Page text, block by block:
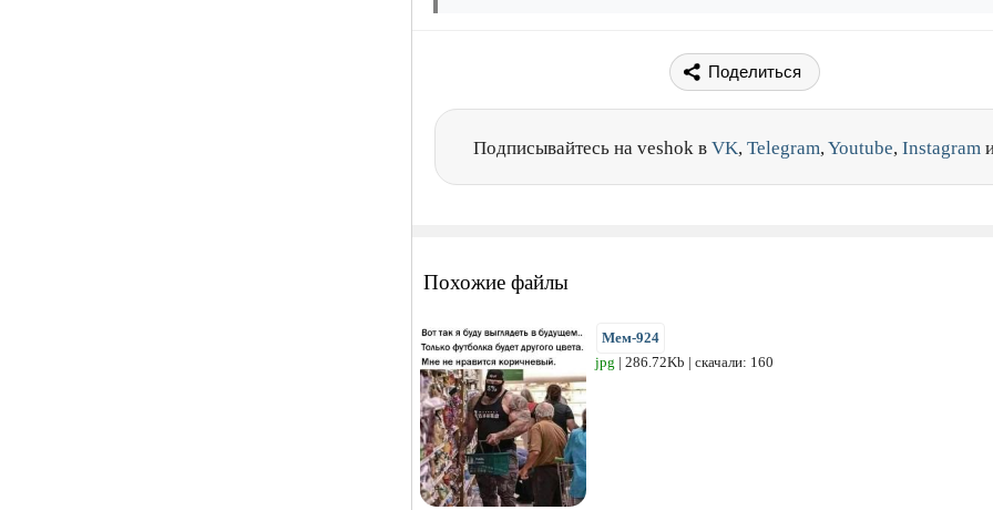
Поделиться
Подписывайтесь на veshok в VK, Telegram,Youtube, Instagram
Похожие файлы
Мем-924
jpg | 286.72Kb | скачали: 160